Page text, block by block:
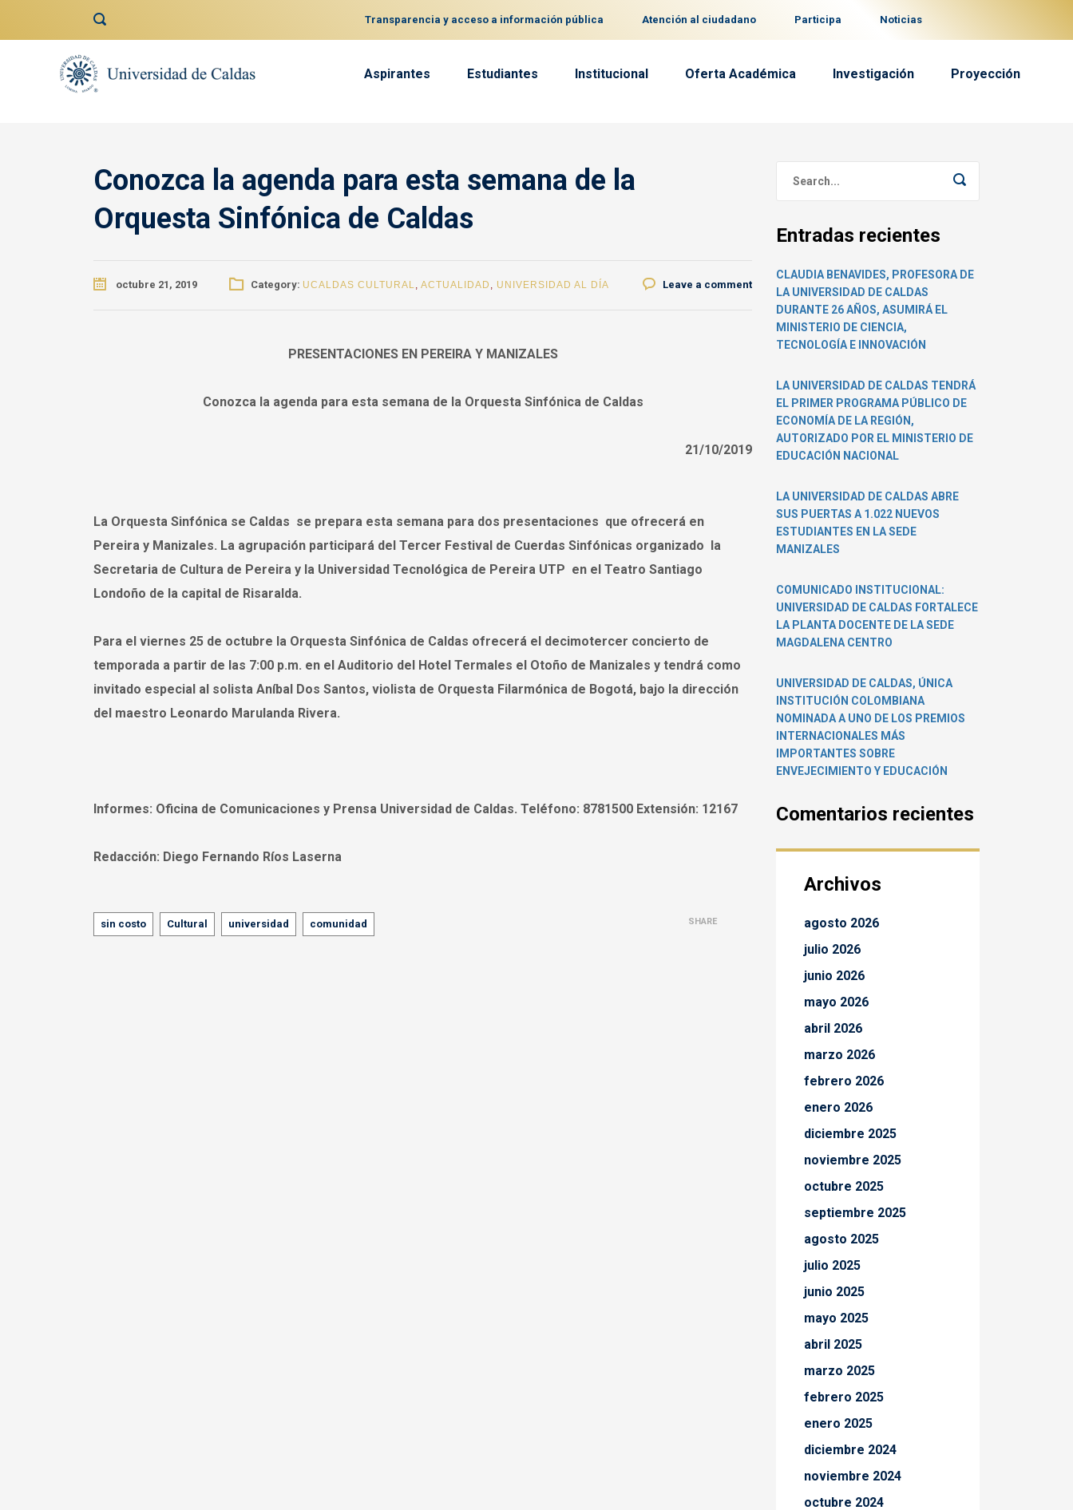
Transparencia y acceso a información pública Atención al ciudadano Participa Noticias
Aspirantes Estudiantes Institucional Oferta Académica Investigación Proyección
Conozca la agenda para esta semana de la
Orquesta Sinfónica de Caldas
octubre 21, 2019 Category: UCALDAS CULTURAL, ACTUALIDAD , UNIVERSIDAD AL DÍA Leave a comment
PRESENTACIONES EN PEREIRA Y MANIZALES
Conozca la agenda para esta semana de la Orquesta Sinfónica de Caldas
21/10/2019
La Orquesta Sinfónica se Caldas se prepara esta semana para dos presentaciones que ofrecerá en
Pereira y Manizales. La agrupación participará del Tercer Festival de Cuerdas Sinfónicas organizado la
Secretaria de Cultura de Pereira y la Universidad Tecnológica de Pereira UTP en el Teatro Santiago
Londoño de la capital de Risaralda.
Para el viernes 25 de octubre la Orquesta Sinfónica de Caldas ofrecerá el decimotercer concierto de
temporada a partir de las 7:00 p.m. en el Auditorio del Hotel Termales el Otoño de Manizales y tendrá como
invitado especial al solista Aníbal Dos Santos, violista de Orquesta Filarmónica de Bogotá, bajo la dirección
del maestro Leonardo Marulanda Rivera.
Informes: Oficina de Comunicaciones y Prensa Universidad de Caldas. Teléfono: 8781500 Extensión: 12167
Redacción: Diego Fernando Ríos Laserna
Tags
sin costo Cultural universidad comunidad SHARE
Entradas recientes
CLAUDIA BENAVIDES, PROFESORA DE
LA UNIVERSIDAD DE CALDAS
DURANTE 26 AÑOS, ASUMIRÁ EL
MINISTERIO DE CIENCIA,
TECNOLOGÍA E INNOVACIÓN
LA UNIVERSIDAD DE CALDAS TENDRÁ
EL PRIMER PROGRAMA PÚBLICO DE
ECONOMÍA DE LA REGIÓN,
AUTORIZADO POR EL MINISTERIO DE
EDUCACIÓN NACIONAL
LA UNIVERSIDAD DE CALDAS ABRE
SUS PUERTAS A 1.022 NUEVOS
ESTUDIANTES EN LA SEDE
MANIZALES
COMUNICADO INSTITUCIONAL:
UNIVERSIDAD DE CALDAS FORTALECE
LA PLANTA DOCENTE DE LA SEDE
MAGDALENA CENTRO
UNIVERSIDAD DE CALDAS, ÚNICA
INSTITUCIÓN COLOMBIANA
NOMINADA A UNO DE LOS PREMIOS
INTERNACIONALES MÁS
IMPORTANTES SOBRE
ENVEJECIMIENTO Y EDUCACIÓN
Comentarios recientes
Archivos
agosto 2026
julio 2026
junio 2026
mayo 2026
abril 2026
marzo 2026
febrero 2026
enero 2026
diciembre 2025
noviembre 2025
octubre 2025
septiembre 2025
agosto 2025
julio 2025
junio 2025
mayo 2025
abril 2025
marzo 2025
febrero 2025
enero 2025
diciembre 2024
noviembre 2024
octubre 2024